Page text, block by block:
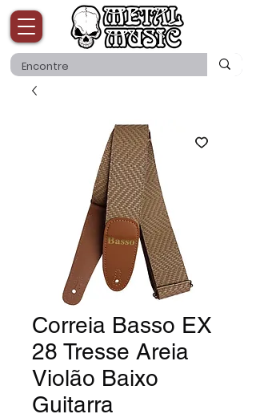
Correia Basso EX
28 Tresse Areia
Violão Baixo
Guitarra